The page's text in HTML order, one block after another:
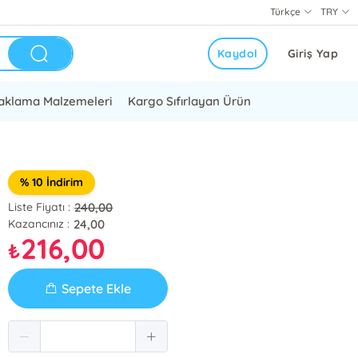
TRY
Türkçe
Giriş Yap
Kaydol
Malzemeleri Kargo Sıfırlayan Ürün
% 10 İndirim
Liste Fiyatı : 240,00
Kazancınız : 24,00
₺216,00
Sepete Ekle